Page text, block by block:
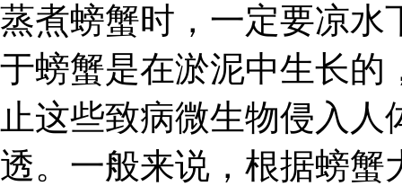
蒸煮螃蟹时，一定要凉水
于螃蟹是在淤泥中生长的
止这些致病微生物侵入
透。一般来说，根据螃蟹